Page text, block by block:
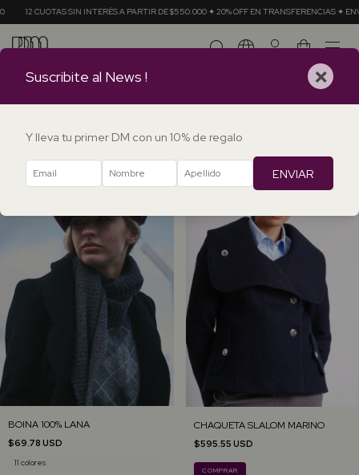
A PARTIR DE $550.000 ✦ 20% OFF EN TRANSFERENCIAS ✦ ENVÍOS GRATIS EN
0
BOINA 100% LANA
$69.78 USD
11 colores
CHAQUETA SLALOM MARINO
$595.55 USD
COMPRAR
Suscribite al News ! ×
Y lleva tu primer DM con un 10% de regalo
ENVIAR